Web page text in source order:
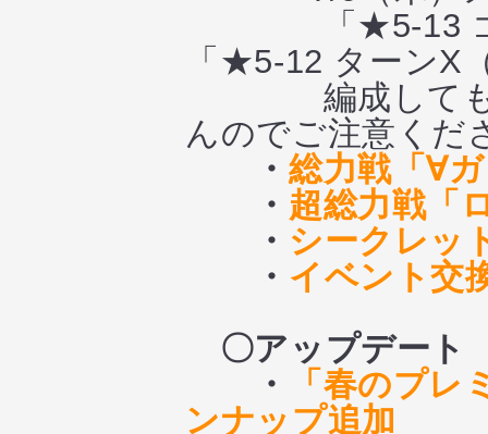
「★5-13 ゴッ
「★5-12 ターンX
編成しても、
んのでご注意くだ
・ 総力戦「∀
・ 超総力戦「
・ シークレッ
・ イベント交
〇アップデート
・
「春のプ
ンナップ追加